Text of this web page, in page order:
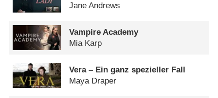
Jane Andrews
Vampire Academy
Mia Karp
Vera – Ein ganz spezieller Fall
Maya Draper